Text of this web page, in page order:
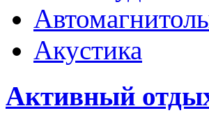
Акустика
Активный